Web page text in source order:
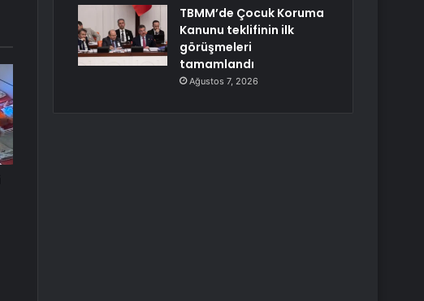
TBMM’de Çocuk Koruma
Kanunu teklifinin ilk
görüşmeleri
tamamlandı
Ağustos 7, 2026